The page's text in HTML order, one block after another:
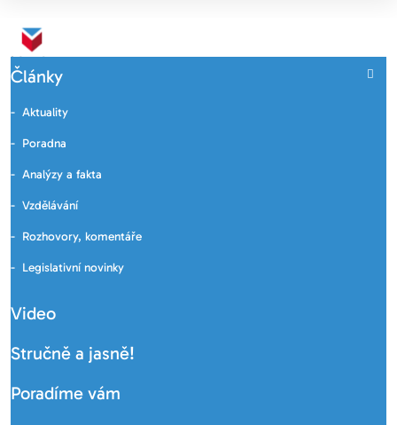
Články
Aktuality
Poradna
Analýzy a fakta
Vzdělávání
Rozhovory, komentáře
Legislativní novinky
Video
Stručně a jasně!
Poradíme vám